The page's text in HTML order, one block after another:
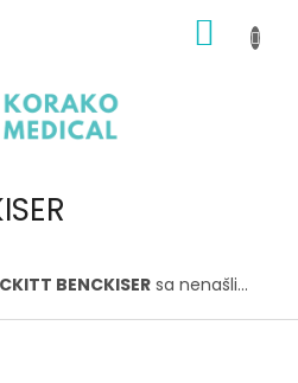
KOŠÍK
BENCKISER sa nenašli...